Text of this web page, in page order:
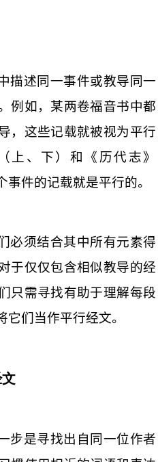
描述同一事件或教导同一
例如，某两卷福音书中都
，这些记载就被视为平行
上、下）和《历代志》
事件的记载就是平行的。
必须结合其中所有元素得
于仅仅包含相似教导的经
只需寻找有助于理解每段
们当作平行经文。
步是寻找出自同一位作者